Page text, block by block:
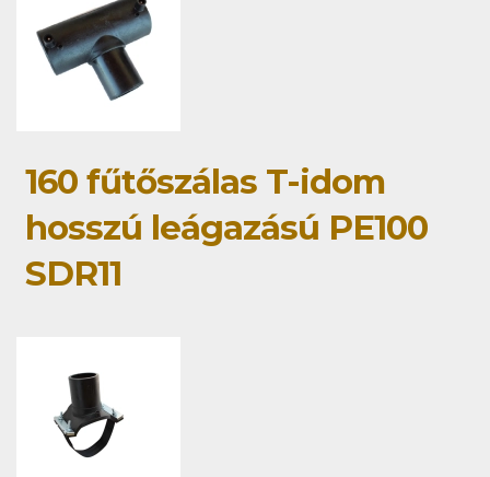
160 fűtőszálas T-idom
hosszú leágazású PE100
SDR11